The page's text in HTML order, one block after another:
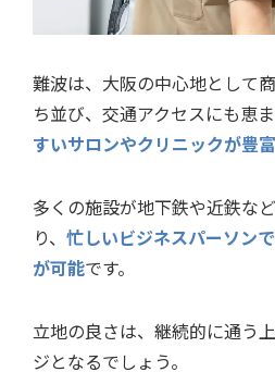
難波は、 大阪の中心地として
ち並び、交通アクセスにも恵
すいサロンやクリニックが豊富
多くの施設が地下鉄や近鉄な
り、 忙しいビジネスパーソン
が可能です。
立地の良さは、継続的に通う
ジとなるでしょう。